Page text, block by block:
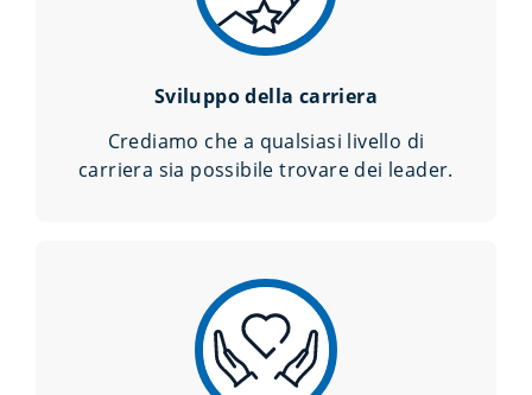
Sviluppo della carriera
Crediamo che a qualsiasi livello di
carriera sia possibile trovare dei leader.